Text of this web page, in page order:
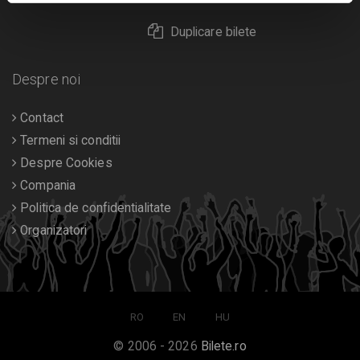
Duplicare bilete
Despre noi
Contact
Termeni si conditii
Despre Cookies
Compania
Politica de confidentialitate
Organizatori
RO EN HU
© 2006 - 2026 Bilete.ro